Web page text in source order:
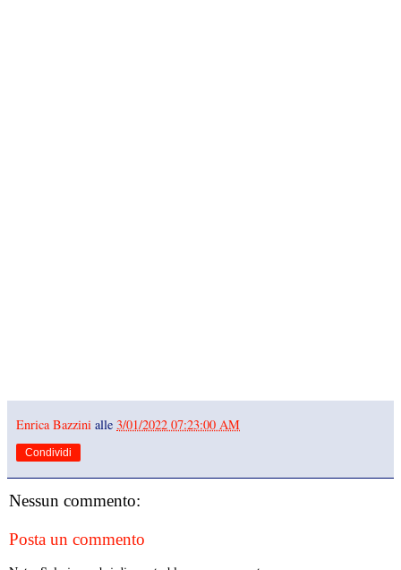
Enrica Bazzini alle 3/01/2022 07:23:00 AM
Condividi
Nessun commento:
Posta un commento